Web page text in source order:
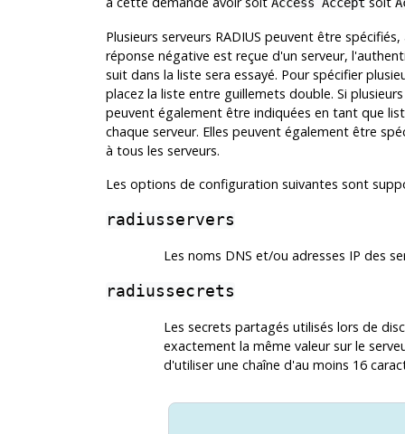
Access Accept
Plusieurs serveurs RADIUS peuvent être
réponse négative est reçue d'un serveur,
suit dans la liste sera essayé. Pour spécifier
placez la liste entre guillemets double. Si
peuvent également être indiquées en tant que
chaque serveur. Elles peuvent également être
à tous les serveurs.
Les options de configuration suivantes sont
radiusservers
Les noms DNS et/ou adresses IP des
radiussecrets
Les secrets partagés utilisés lors de
exactement la même valeur sur le
d'utiliser une chaîne d'au moins 16